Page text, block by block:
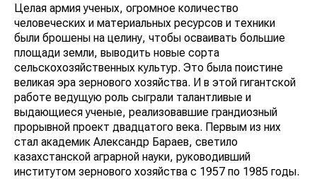
Целая армия ученых, огромное количество
человеческих и материальных ресурсов и техники
были брошены на целину, чтобы осваивать большие
площади земли, выводить новые сорта
сельскохозяйственных культур. Это была поистине
великая эра зернового хозяйства. И в этой гигантской
работе ведущую роль сыграли талантливые и
выдающиеся ученые, реализовавшие грандиозный
прорывной проект двадцатого века. Первым из них
стал академик Александр Бараев, светило
казахстанской аграрной науки, руководивший
институтом зернового хозяйства с 1957 по 1985 годы.